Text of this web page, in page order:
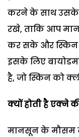
करने के साथ उसके
रखे, ताकि आप
कर सके और स्किन
इसके लिए
है, जो स्किन को
क्योंहोतीहैएक्ने
मानसून के मौसम में